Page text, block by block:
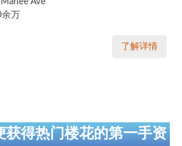
万
了解详情
获得热门楼花的第一手资